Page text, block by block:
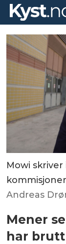
Mowi
Andreas
Mener
har